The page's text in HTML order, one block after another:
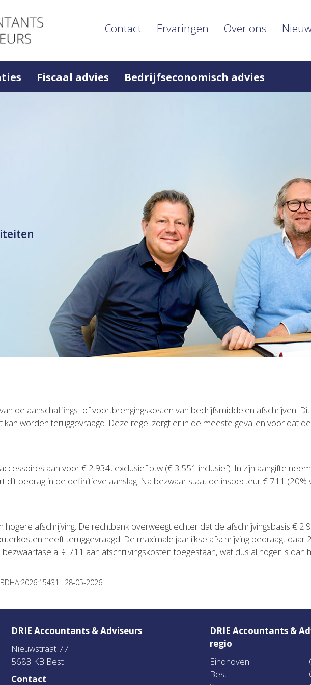
Contact Ervaringen Over ons
Fiscaal advies Bedrijfseconomisch advies
de aanschaffings- of voortbrengingskosten van bedrijfsmiddelen afschrijven.
worden teruggevraagd. Deze regel zorgt er in de meeste gevallen voor dat
aan voor € 2.934, exclusief btw (€ 3.551 inclusief). In zijn aangifte
dit bedrag in de definitieve aanslag. Na bezwaar staat de inspecteur € 711 (20%
afschrijving. De rechtbank overweegt echter dat de afschrijvingsbasis €
heeft teruggevraagd. De maximale jaarlijkse afschrijving bedraagt daar
al € 711 aan afschrijvingskosten toegestaan, wat dus al hoger is dan
28-05-2026
DRIE Accountants & Adviseurs
Nieuwstraat 77
5683 KB Best
Contact
DRIE Accountants &
regio
Eindhoven
Best